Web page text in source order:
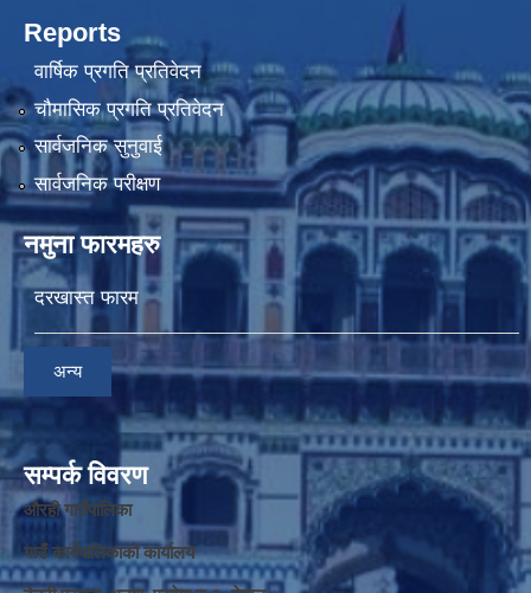
Reports
वार्षिक प्रगति प्रतिवेदन
चौमासिक प्रगति प्रतिवेदन
सार्वजनिक सुनुवाई
सार्वजनिक परीक्षण
नमुना फारमहरु
दरखास्त फारम
अन्य
सम्पर्क विवरण
औरही गाउँपालिका
गाउँ कार्यपालिकाको कार्यालय